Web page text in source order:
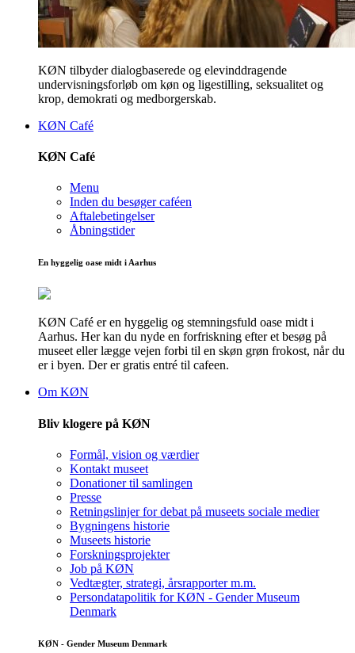
KØN tilbyder dialogbaserede og elevinddragende
undervisningsforløb om køn og ligestilling, seksualitet og
krop, demokrati og medborgerskab.
KØN Café
KØN Café
Menu
Inden du besøger caféen
Aftalebetingelser
Åbningstider
En hyggelig oase midt i Aarhus
KØN Café er en hyggelig og stemningsfuld oase midt i
Aarhus. Her kan du nyde en forfriskning efter et besøg på
museet eller lægge vejen forbi til en skøn grøn frokost, når du
er i byen. Der er gratis entré til cafeen.
Om KØN
Bliv klogere på KØN
Formål, vision og værdier
Kontakt museet
Donationer til samlingen
Presse
Retningslinjer for debat på museets sociale medier
Bygningens historie
Museets historie
Forskningsprojekter
Job på KØN
Vedtægter, strategi, årsrapporter m.m.
Persondatapolitik for KØN - Gender Museum
Denmark
KØN - Gender Museum Denmark